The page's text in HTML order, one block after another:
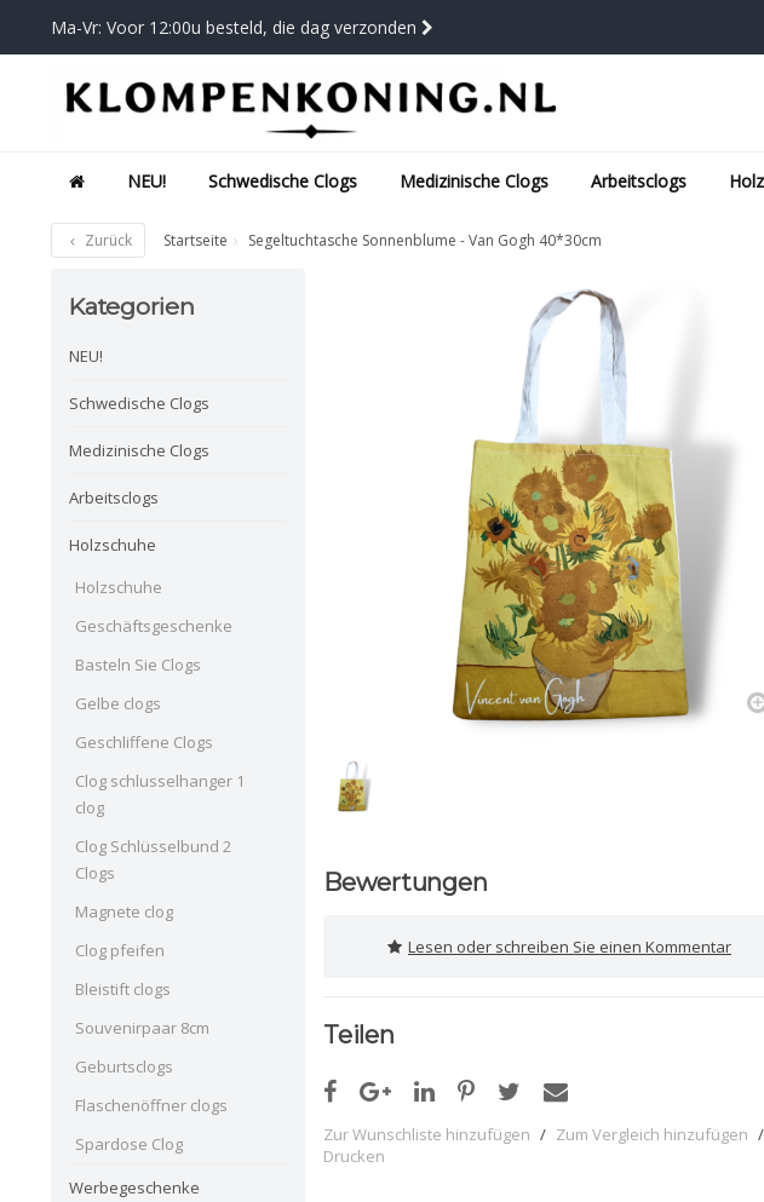
Ma-Vr: Voor 12:00u besteld, die dag verzonden
NEU! Schwedische Clogs Medizinische Clogs Arbeitsclogs
Zurück Startseite Segeltuchtasche Sonnenblume - Van Gogh 40*30cm
Kategorien
NEU!
Schwedische Clogs
Medizinische Clogs
Arbeitsclogs
Holzschuhe
Holzschuhe
Geschäftsgeschenke
Basteln Sie Clogs
Gelbe clogs
Geschliffene Clogs
Clog schlusselhanger 1
clog
Clog Schlüsselbund 2
Clogs
Magnete clog
Clog pfeifen
Bleistift clogs
Souvenirpaar 8cm
Geburtsclogs
Flaschenöffner clogs
Spardose Clog
Werbegeschenke
Bewertungen
Lesen oder schreiben Sie einen Kommentar
Teilen
Zur Wunschliste hinzufügen / Zum Vergleich hinzufügen /
Drucken